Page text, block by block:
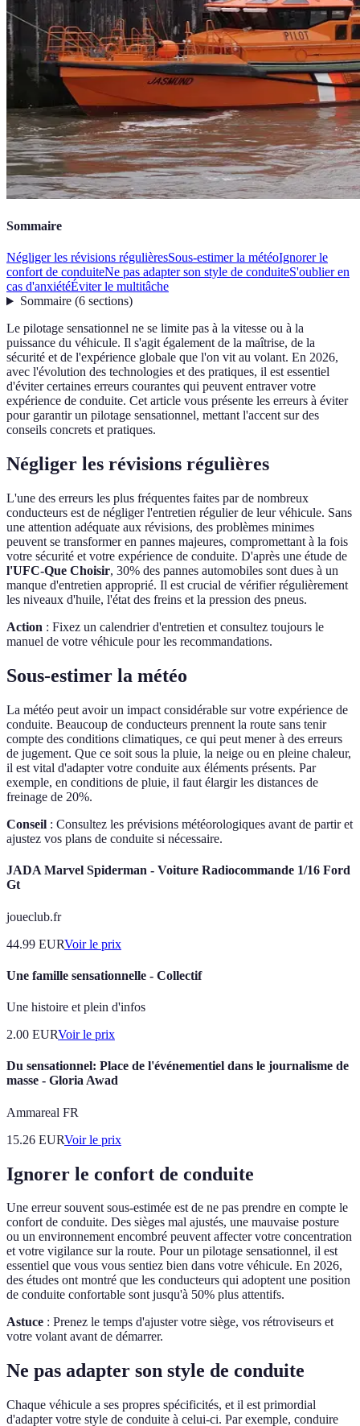
Sommaire
Négliger les révisions régulièresSous-estimer la météoIgnorer le
confort de conduiteNe pas adapter son style de conduiteS'oublier en
cas d'anxiétéÉviter le multitâche
Sommaire(6 sections)
Le pilotage sensationnel ne se limite pas à la vitesse ou à la
puissance du véhicule. Il s'agit également de la maîtrise, de la
sécurité et de l'expérience globale que l'on vit au volant. En 2026,
avec l'évolution des technologies et des pratiques, il est essentiel
d'éviter certaines erreurs courantes qui peuvent entraver votre
expérience de conduite. Cet article vous présente les erreurs à éviter
pour garantir un pilotage sensationnel, mettant l'accent sur des
conseils concrets et pratiques.
Négliger les révisions régulières
L'une des erreurs les plus fréquentes faites par de nombreux
conducteurs est de négliger l'entretien régulier de leur véhicule. Sans
une attention adéquate aux révisions, des problèmes minimes
peuvent se transformer en pannes majeures, compromettant à la fois
votre sécurité et votre expérience de conduite. D'après une étude de
l'UFC-Que Choisir, 30% des pannes automobiles sont dues à un
manque d'entretien approprié. Il est crucial de vérifier régulièrement
les niveaux d'huile, l'état des freins et la pression des pneus.
Action : Fixez un calendrier d'entretien et consultez toujours le
manuel de votre véhicule pour les recommandations.
Sous-estimer la météo
La météo peut avoir un impact considérable sur votre expérience de
conduite. Beaucoup de conducteurs prennent la route sans tenir
compte des conditions climatiques, ce qui peut mener à des erreurs
de jugement. Que ce soit sous la pluie, la neige ou en pleine chaleur,
il est vital d'adapter votre conduite aux éléments présents. Par
exemple, en conditions de pluie, il faut élargir les distances de
freinage de 20%.
Conseil : Consultez les prévisions météorologiques avant de partir et
ajustez vos plans de conduite si nécessaire.
JADA Marvel Spiderman - Voiture Radiocommande 1/16 Ford
Gt
joueclub.fr
44.99 EURVoir le prix
Une famille sensationnelle - Collectif
Une histoire et plein d'infos
2.00 EURVoir le prix
Du sensationnel: Place de l'événementiel dans le journalisme de
masse - Gloria Awad
Ammareal FR
15.26 EURVoir le prix
Ignorer le confort de conduite
Une erreur souvent sous-estimée est de ne pas prendre en compte le
confort de conduite. Des sièges mal ajustés, une mauvaise posture
ou un environnement encombré peuvent affecter votre concentration
et votre vigilance sur la route. Pour un pilotage sensationnel, il est
essentiel que vous vous sentiez bien dans votre véhicule. En 2026,
des études ont montré que les conducteurs qui adoptent une position
de conduite confortable sont jusqu'à 50% plus attentifs.
Astuce : Prenez le temps d'ajuster votre siège, vos rétroviseurs et
votre volant avant de démarrer.
Ne pas adapter son style de conduite
Chaque véhicule a ses propres spécificités, et il est primordial
d'adapter votre style de conduite à celui-ci. Par exemple, conduire